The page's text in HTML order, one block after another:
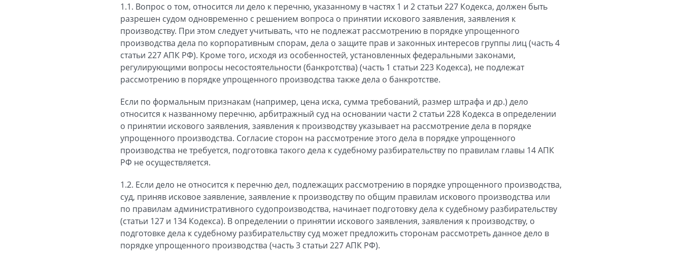
1.1. Вопрос о том, относится ли дело к перечню, указанному в частях 1 и 2 статьи 227 Кодекса, должен быть
разрешен судом одновременно с решением вопроса о принятии искового заявления, заявления к
производству. При этом следует учитывать, что не подлежат рассмотрению в порядке упрощенного
производства дела по корпоративным спорам, дела о защите прав и законных интересов группы лиц (часть 4
статьи 227 АПК РФ). Кроме того, исходя из особенностей, установленных федеральными законами,
регулирующими вопросы несостоятельности (банкротства) (часть 1 статьи 223 Кодекса), не подлежат
рассмотрению в порядке упрощенного производства также дела о банкротстве.
Если по формальным признакам (например, цена иска, сумма требований, размер штрафа и др.) дело
относится к названному перечню, арбитражный суд на основании части 2 статьи 228 Кодекса в определении
о принятии искового заявления, заявления к производству указывает на рассмотрение дела в порядке
упрощенного производства. Согласие сторон на рассмотрение этого дела в порядке упрощенного
производства не требуется, подготовка такого дела к судебному разбирательству по правилам главы 14 АПК
РФ не осуществляется.
1.2. Если дело не относится к перечню дел, подлежащих рассмотрению в порядке упрощенного производства,
суд, приняв исковое заявление, заявление к производству по общим правилам искового производства или
по правилам административного судопроизводства, начинает подготовку дела к судебному разбирательству
(статьи 127 и 134 Кодекса). В определении о принятии искового заявления, заявления к производству, о
подготовке дела к судебному разбирательству суд может предложить сторонам рассмотреть данное дело в
порядке упрощенного производства (часть 3 статьи 227 АПК РФ).